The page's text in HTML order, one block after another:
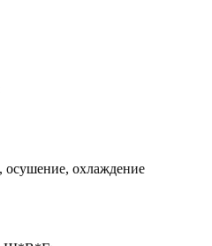
осушение, охлаждение